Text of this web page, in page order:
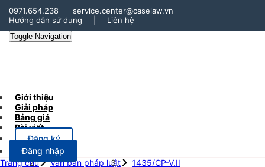
0971.654.238
service.center@caselaw.vn
Hướng dẫn sử dụng
Liên hệ
Toggle Navigation
Giới thiệu
Giải pháp
Bảng giá
Bài viết
Đăng ký
Đăng nhập
Trang chủ
Văn bản pháp luật 1435/CP-V.II